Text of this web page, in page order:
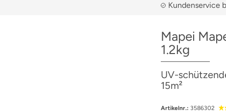
Kundenservice
Mapei
1.2kg
UV-
15m²
Artikelnr.: 3586302